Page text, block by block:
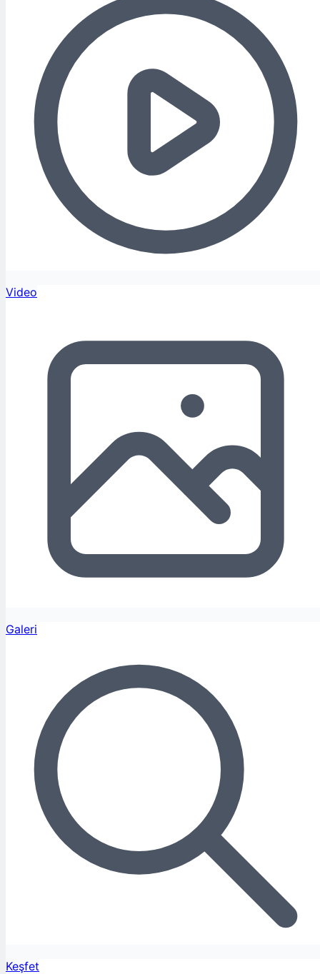
Video
Galeri
Keşfet